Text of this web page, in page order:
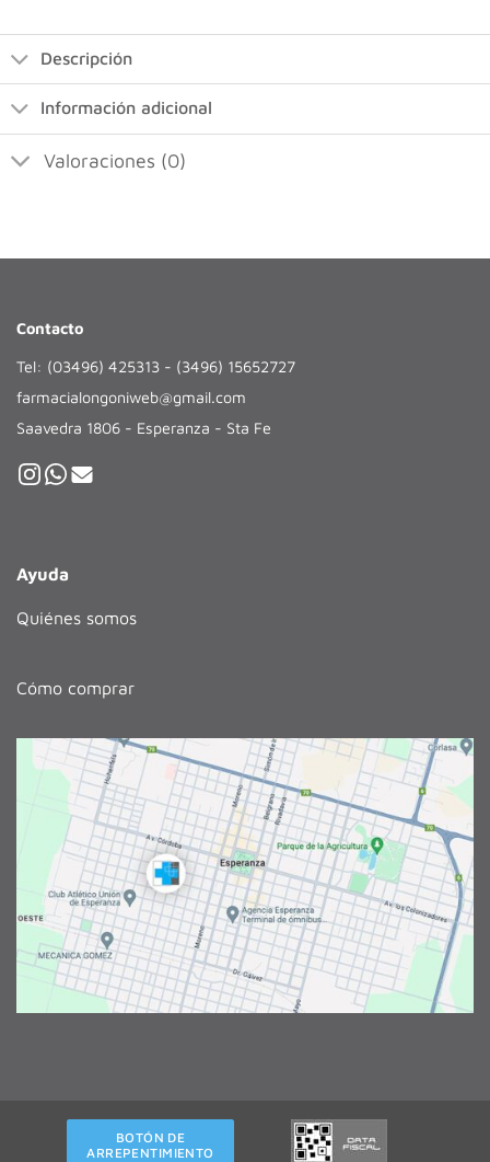
Descripción
Información adicional
Valoraciones (0)
Contacto
Tel: (03496) 425313 - (3496) 15652727
farmacialongoniweb@gmail.com
Saavedra 1806 - Esperanza - Sta Fe
Ayuda
Quiénes somos
Cómo comprar
BOTÓN DE
ARREPENTIMIENTO